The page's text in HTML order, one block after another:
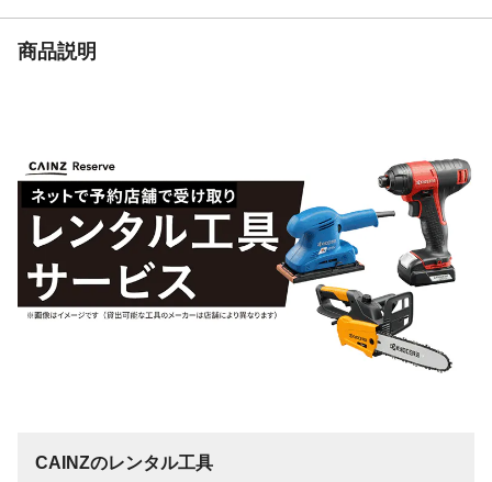
消費電力
形式
バッテリー電圧
DC36V
バッテリー容量
2.5Ah
一充電当たりの作業
量（目安）
コンクリ筋付：約7.6m 鉄筋切断：約152
本
回転数
3,200～10,000回/分
2.5kg（バッテリー装着時）
商品説明
CAINZのレンタル工具